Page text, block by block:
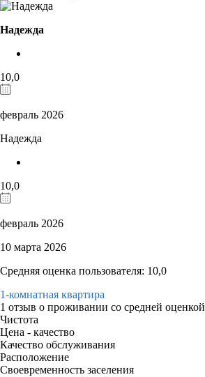
Надежда
10,0
февраль 2026
Надежда
10,0
февраль 2026
10 марта 2026
Средняя оценка пользователя: 10,0
1-комнатная квартира
1 отзыв о проживании со средней оценкой
Чистота
Цена - качество
Качество обслуживания
Расположение
Своевременность заселения